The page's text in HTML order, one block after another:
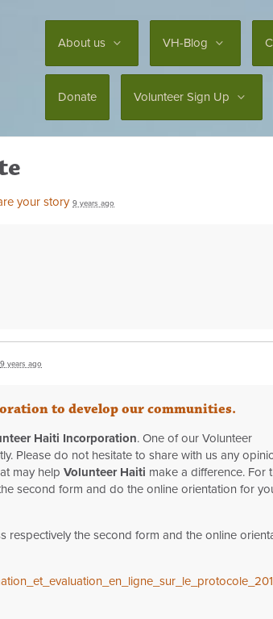
About us VH-Blog
Donate Volunteer Sign Up
your story 9 years ago
9 years ago
to develop our communities.
Haiti Incorporation. One of our Volunteer
Please do not hesitate to share with us any
may help Volunteer Haiti make a difference. For
second form and do the online orientation for
respectively the second form and the online